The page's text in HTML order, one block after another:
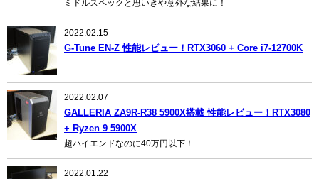
ミドルスペックと思いきや意外な結果に！
2022.02.15
G-Tune EN-Z 性能レビュー！RTX3060 + Core i7-12700K
2022.02.07
GALLERIA ZA9R-R38 5900X搭載 性能レビュー！RTX3080
+ Ryzen 9 5900X
超ハイエンドなのに40万円以下！
2022.01.22